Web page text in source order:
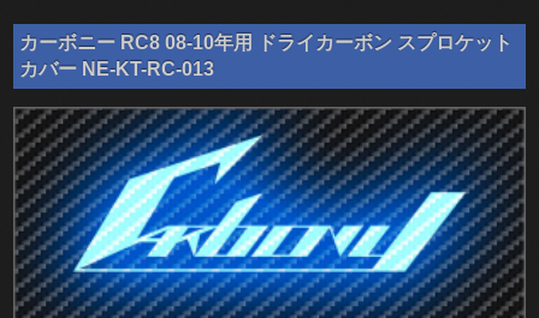
カーボニー RC8 08-10年用 ドライカーボン スプロケット
カバー NE-KT-RC-013